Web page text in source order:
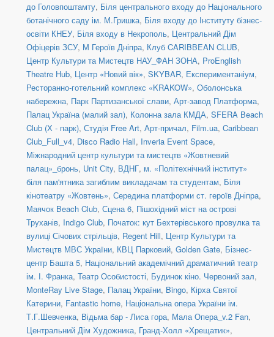
до Головпоштамту, Біля центрального входу до Національного
ботанічного саду ім. М.Гришка, Біля входу до Інституту бізнес-
освіти КНЕУ, Біля входу в Некрополь, Центральний Дім
Офіцерів ЗСУ, М Героїв Дніпра, Клуб CARIBBEAN CLUB,
Центр Культури та Мистецтв НАУ_ФАН ЗОНА, ProEnglish
Theatre Hub, Центр «Новий вік», SKYBAR, Експериментаніум,
Ресторанно-готельний комплекс «KRAKOW», Оболонська
набережна, Парк Партизанської слави, Арт-завод Платформа,
Палац Україна (малий зал), Колонна зала КМДА, SFERA Beach
Club (Х - парк), Студія Free Art, Арт-причал, Film.ua, Caribbean
Club_Full_v4, Disco Radio Hall, Inveria Event Space,
Міжнародний центр культури та мистецтв «Жовтневий
палац»_бронь, Unit Сity, ВДНГ, м. «Політехнічний інститут»
біля пам'ятника загиблим викладачам та студентам, Біля
кінотеатру «Жовтень», Середина платформи ст. героїв Дніпра,
Маячок Beach Club, Сцена 6, Пішохідний міст на острові
Труханів, Indigo Club, Початок: кут Бехтерівського провулка та
вулиці Січових стрільців, Regent Hill, Центр Культури та
Мистецтв МВС України, КВЦ Парковий, Golden Gate, Бізнес-
центр Башта 5, Національний академічний драматичний театр
ім. І. Франка, Театр Особистості, Будинок кіно. Червоний зал,
MonteRay Live Stage, Палац України, Bingo, Кірха Святої
Катерини, Fantastic home, Національна опера України ім.
Т.Г.Шевченка, Відьма бар - Лиса гора, Мала Опера_v.2 Fan,
Центральний Дім Художника, Гранд-Холл «Хрещатик»,